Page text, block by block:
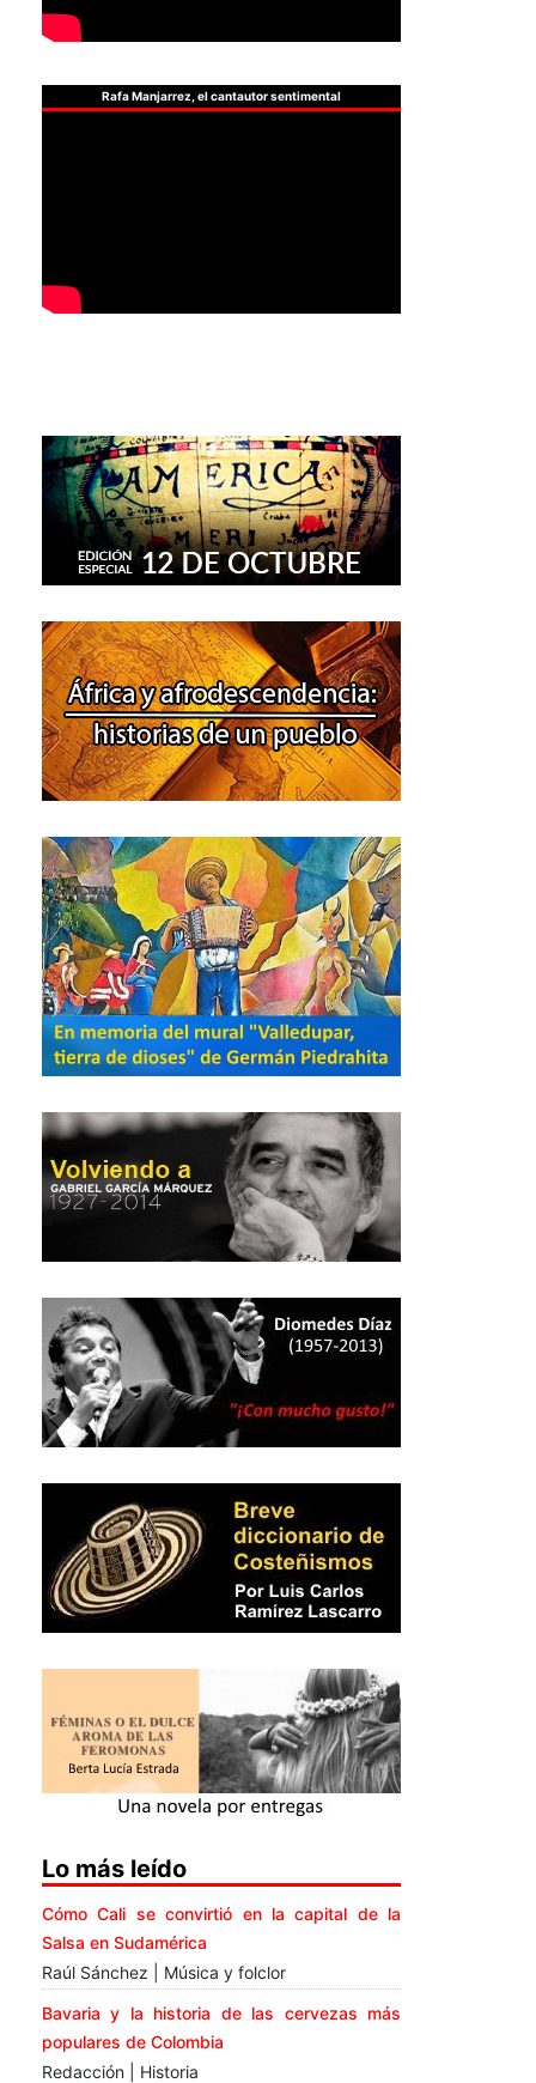
Rafa Manjarrez, el cantautor sentimental
Lo más leído
Cómo Cali se convirtió en la capital de la
Salsa en Sudamérica
Raúl Sánchez | Música y folclor
Bavaria y la historia de las cervezas más
populares de Colombia
Redacción | Historia